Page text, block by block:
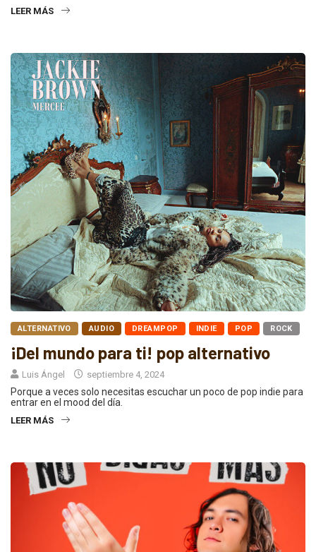
LEER MÁS
ALTERNATIVO AUDIO DREAMPOP INDIE POP ROCK
¡Del mundo para ti! pop alternativo
Luis Ángel septiembre 4, 2024
Porque a veces solo necesitas escuchar un poco de pop indie para
entrar en el mood del día.
LEER MÁS